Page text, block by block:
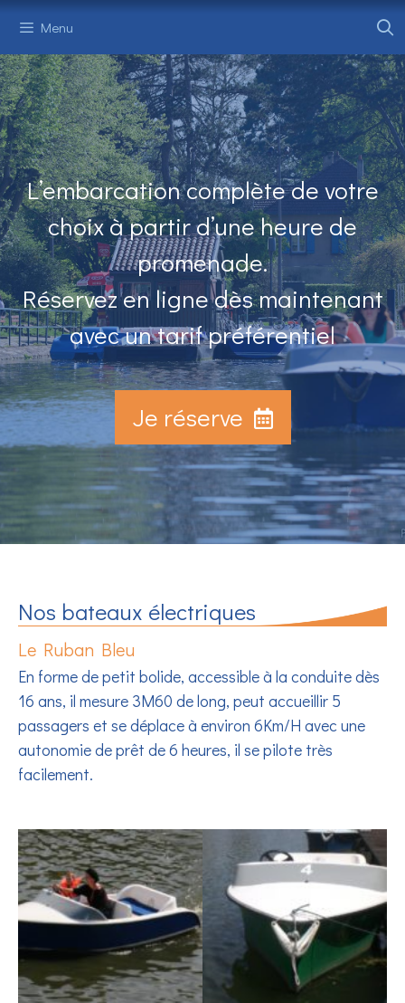
Aller
contenu
Menu
L’embarcation complète de votre
choix à partir d’une heure de
promenade.
Réservez en ligne dès maintenant
avec un tarif préférentiel
Je réserve
Nos bateaux électriques
Le Ruban Bleu
En forme de petit bolide, accessible à la conduite dès
16 ans, il mesure 3M60 de long, peut accueillir 5
passagers et se déplace à environ 6Km/H avec une
autonomie de prêt de 6 heures, il se pilote très
facilement.